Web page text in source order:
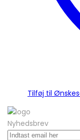
Tilføj til
Nyhedsbrev